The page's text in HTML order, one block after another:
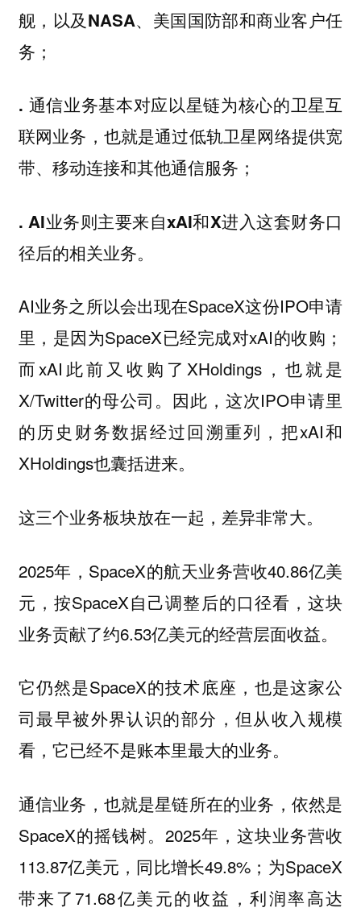
舰，以及NASA、美国国防部和商业客户任
务；
. 通信业务基本对应以星链为核心的卫星互
联网业务，也就是通过低轨卫星网络提供宽
带、移动连接和其他通信服务；
. AI业务则主要来自xAI和X进入这套财务口
径后的相关业务。
AI业务之所以会出现在SpaceX这份IPO申请
里，是因为SpaceX已经完成对xAI的收购；
而xAI此前又收购了XHoldings，也就是
X/Twitter的母公司。因此，这次IPO申请里
的历史财务数据经过回溯重列，把xAI和
XHoldings也囊括进来。
这三个业务板块放在一起，差异非常大。
2025年，SpaceX的航天业务营收40.86亿美
元，按SpaceX自己调整后的口径看，这块
业务贡献了约6.53亿美元的经营层面收益。
它仍然是SpaceX的技术底座，也是这家公
司最早被外界认识的部分，但从收入规模
看，它已经不是账本里最大的业务。
通信业务，也就是星链所在的业务，依然是
SpaceX的摇钱树。2025年，这块业务营收
113.87亿美元，同比增长49.8%；为SpaceX
带来了71.68亿美元的收益，利润率高达